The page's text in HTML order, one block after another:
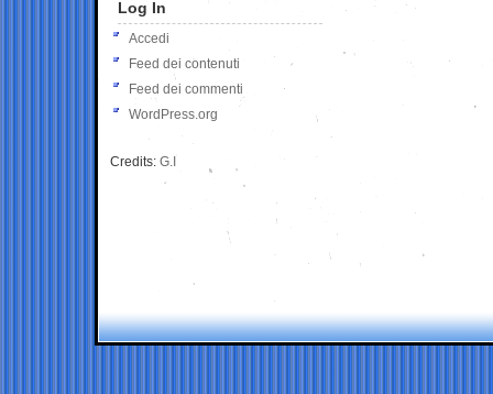
Log In
Accedi
Feed dei contenuti
Feed dei commenti
WordPress.org
Credits: G.I